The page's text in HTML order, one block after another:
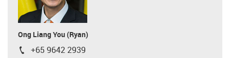
Ong Liang You (Ryan)
igus-icon-phone
+65 9642 2939